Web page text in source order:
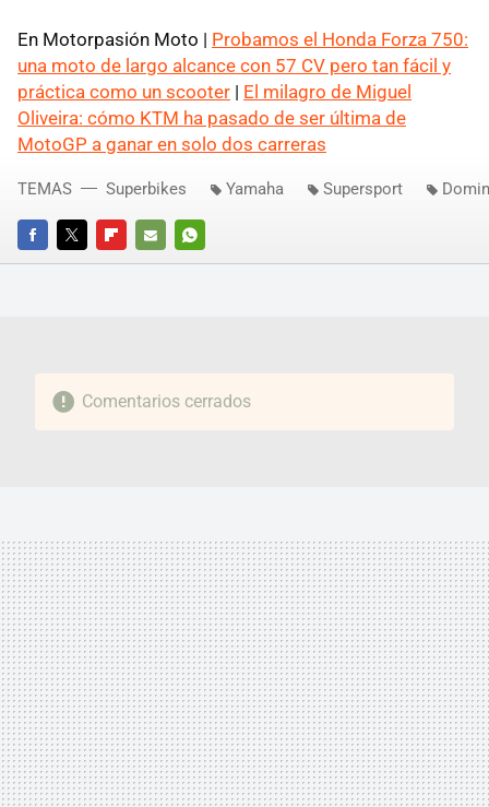
En Motorpasión Moto | Probamos el Honda Forza 750:
una moto de largo alcance con 57 CV pero tan fácil y
práctica como un scooter | El milagro de Miguel
Oliveira: cómo KTM ha pasado de ser última de
MotoGP a ganar en solo dos carreras
FACEBOOKTWITTERFLIPBOARD
E-
WHATSAPP
TEMAS Superbikes Yamaha Supersport
Comentarios cerrados